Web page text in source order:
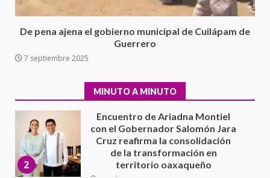
De pena ajena el gobierno municipal de Cuilápam de
Guerrero
7 septiembre 2025
MINUTO A MINUTO
1
5 agosto 2026
Encuentro de Ariadna Montiel
de la transformación en
territorio oaxaqueño
3
Secretaría de Gobierno refuerza
presencia institucional en San
Juan Mazatlán
20 julio 2026